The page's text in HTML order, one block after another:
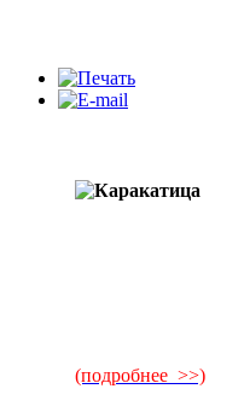
(подробнее >>)